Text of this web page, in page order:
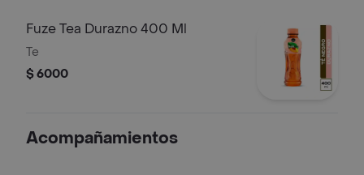
Fuze Tea Durazno 400 Ml
Te
$ 6000
Acompañamientos